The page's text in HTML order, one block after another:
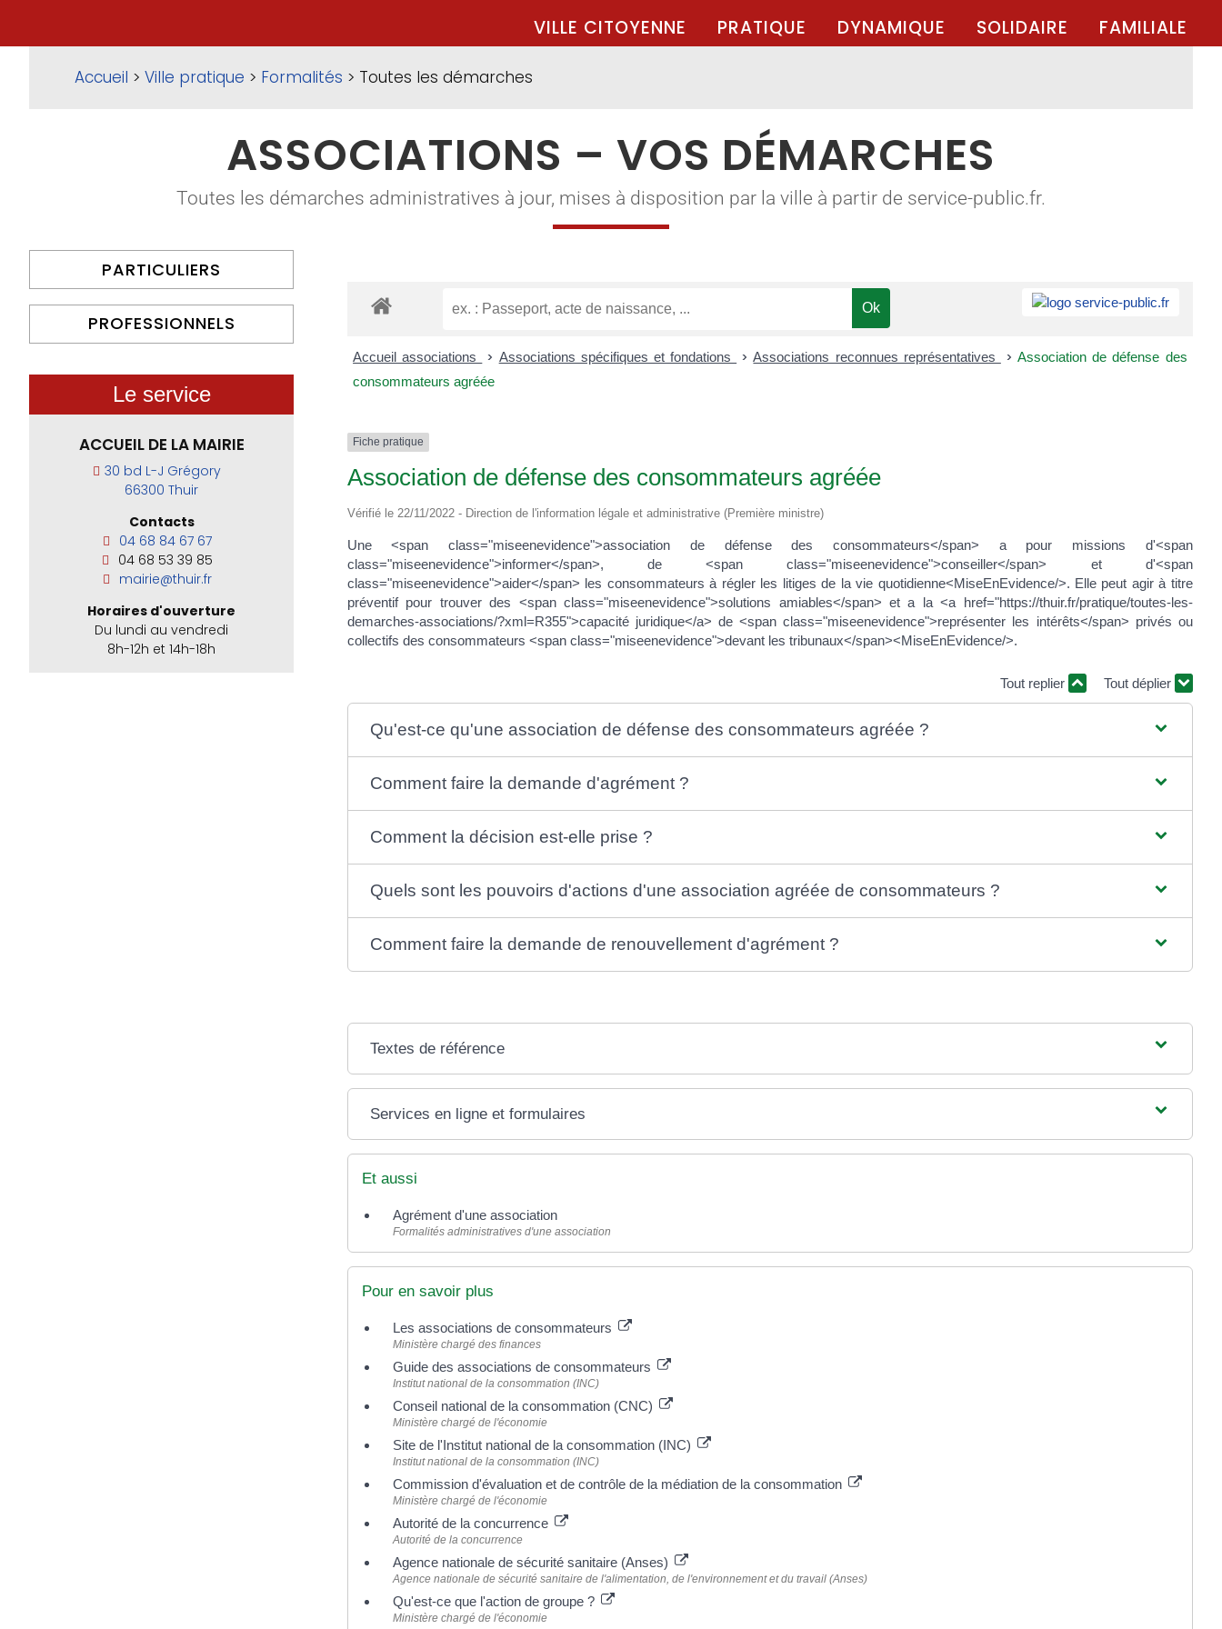
VILLE CITOYENNE PRATIQUE DYNAMIQUE SOLIDAIRE FAMILIALE
Accueil > Ville pratique > Formalités > Toutes les démarches
ASSOCIATIONS – VOS DÉMARCHES
Toutes les démarches administratives à jour, mises à disposition par la ville à partir de service-public.fr.
PARTICULIERS
PROFESSIONNELS
Le service
ACCUEIL DE LA MAIRIE
30 bd L-J Grégory
66300 Thuir
Contacts
04 68 84 67 67
04 68 53 39 85
mairie@thuir.fr
Horaires d'ouverture
Du lundi au vendredi
8h-12h et 14h-18h
Accueil associations > Associations spécifiques et fondations > Associations reconnues représentatives > Association de défense des
consommateurs agréée
Fiche pratique
Association de défense des consommateurs agréée
Vérifié le 22/11/2022 - Direction de l'information légale et administrative (Première ministre)
Une <span class="miseenevidence">association de défense des consommateurs</span> a pour missions d'<span
class="miseenevidence">informer</span>, de <span class="miseenevidence">conseiller</span> et d'<span
class="miseenevidence">aider</span> les consommateurs à régler les litiges de la vie quotidienne<MiseEnEvidence/>. Elle peut agir à titre
préventif pour trouver des <span class="miseenevidence">solutions amiables</span> et a la <a href="https://thuir.fr/pratique/toutes-les-
demarches-associations/?xml=R355">capacité juridique</a> de <span class="miseenevidence">représenter les intérêts</span> privés ou
collectifs des consommateurs <span class="miseenevidence">devant les tribunaux</span><MiseEnEvidence/>.
Tout replier Tout déplier
Qu'est-ce qu'une association de défense des consommateurs agréée ?
Comment faire la demande d'agrément ?
Comment la décision est-elle prise ?
Quels sont les pouvoirs d'actions d'une association agréée de consommateurs ?
Comment faire la demande de renouvellement d'agrément ?
Textes de référence
Services en ligne et formulaires
Et aussi
Agrément d'une association
Formalités administratives d'une association
Pour en savoir plus
Les associations de consommateurs
Ministère chargé des finances
Guide des associations de consommateurs
Institut national de la consommation (INC)
Conseil national de la consommation (CNC)
Ministère chargé de l'économie
Site de l'Institut national de la consommation (INC)
Institut national de la consommation (INC)
Commission d'évaluation et de contrôle de la médiation de la consommation
Ministère chargé de l'économie
Autorité de la concurrence
Autorité de la concurrence
Agence nationale de sécurité sanitaire (Anses)
Agence nationale de sécurité sanitaire de l'alimentation, de l'environnement et du travail (Anses)
Qu'est-ce que l'action de groupe ?
Ministère chargé de l'économie